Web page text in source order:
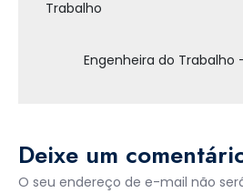
Trabalho
Engenheira do Trabalho
Deixe um
O seu endereço de e-mail não